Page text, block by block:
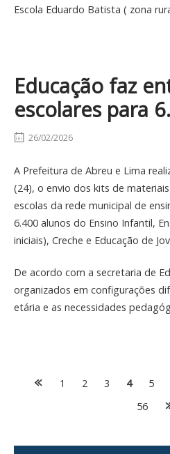
Escola Eduardo Batista ( zona
Educação faz
escolares para
26/02/2026
A Prefeitura de Abreu e Lima
(24), o envio dos kits de
escolas da rede municipal de
6.400 alunos do Ensino Infantil,
iniciais), Creche e Educação de
De acordo com a secretaria de
organizados em configurações
etária e as necessidades
Posts
1 2 3 4 5
56